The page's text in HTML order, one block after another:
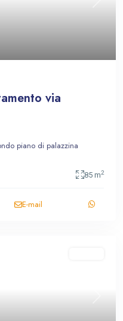
via
piano di palazzina
85 m2
E-mail